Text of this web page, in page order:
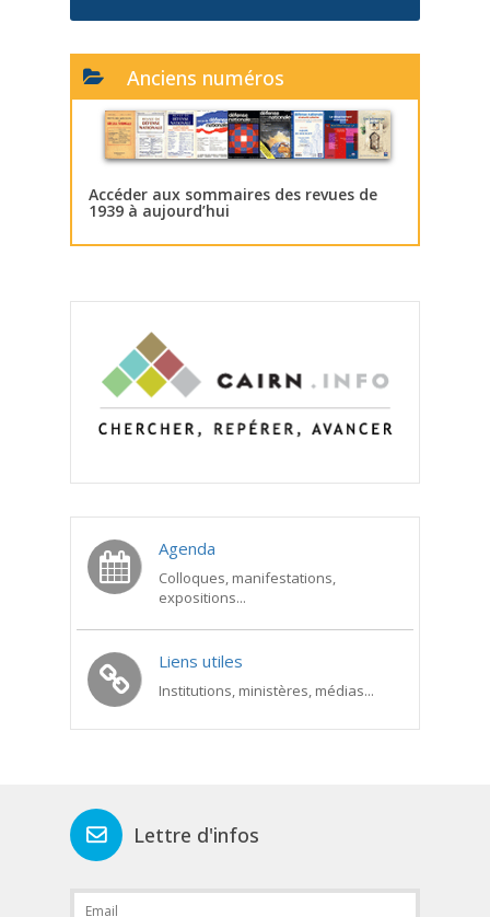
Anciens numéros
Accéder aux sommaires des revues de
1939 à aujourd’hui
Agenda
Colloques, manifestations,
expositions...
Liens utiles
Institutions, ministères, médias...
Lettre d'infos